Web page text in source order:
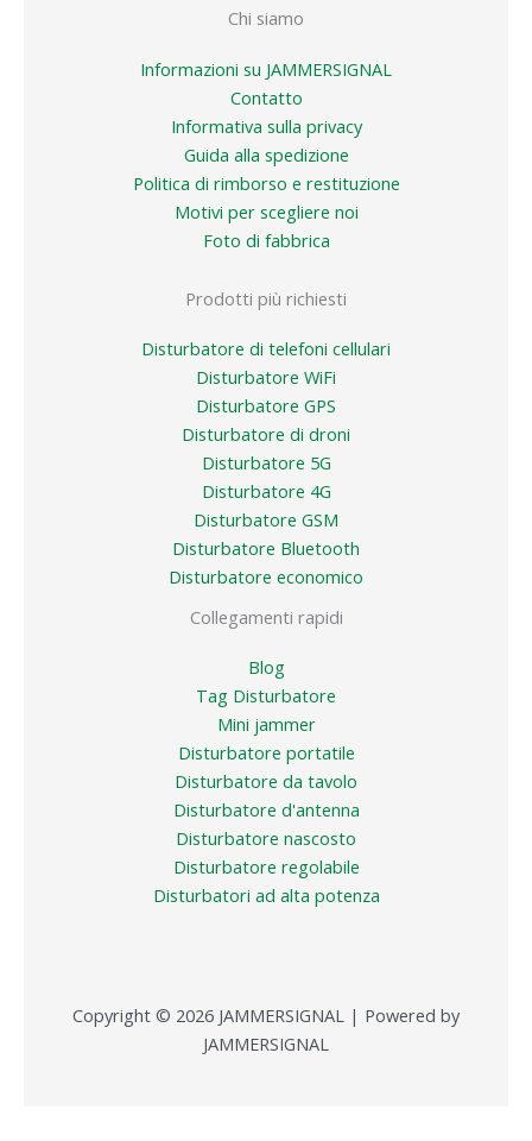
Chi siamo
Informazioni su JAMMERSIGNAL
Contatto
Informativa sulla privacy
Guida alla spedizione
Politica di rimborso e restituzione
Motivi per scegliere noi
Foto di fabbrica
Prodotti più richiesti
Disturbatore di telefoni cellulari
Disturbatore WiFi
Disturbatore GPS
Disturbatore di droni
Disturbatore 5G
Disturbatore 4G
Disturbatore GSM
Disturbatore Bluetooth
Disturbatore economico
Collegamenti rapidi
Blog
Tag Disturbatore
Mini jammer
Disturbatore portatile
Disturbatore da tavolo
Disturbatore d'antenna
Disturbatore nascosto
Disturbatore regolabile
Disturbatori ad alta potenza
Copyright © 2026 JAMMERSIGNAL | Powered by
JAMMERSIGNAL